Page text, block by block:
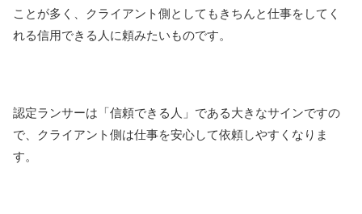
ことが多く、クライアント側としてもきちんと仕事をしてく
れる信用できる人に頼みたいものです。
認定ランサーは「信頼できる人」である大きなサインですの
で、クライアント側は仕事を安心して依頼しやすくなりま
す。